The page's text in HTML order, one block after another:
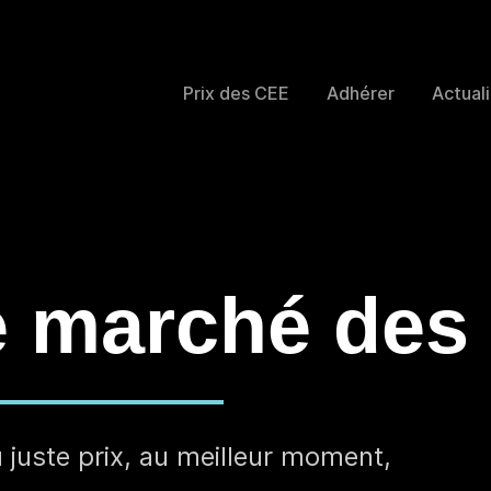
Prix des CEE Adhérer
marché des
juste prix, au meilleur moment,
de prix
des CEE, pour livraison au